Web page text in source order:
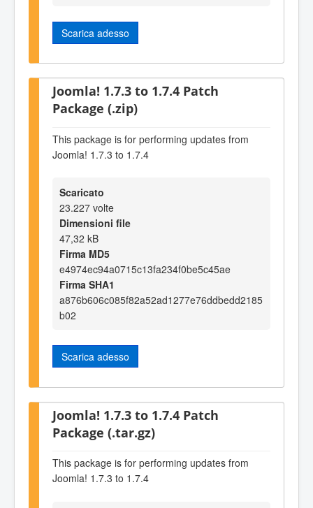
Scarica adesso
Joomla! 1.7.3 to 1.7.4 Patch
Package (.zip)
This package is for performing updates from
Joomla! 1.7.3 to 1.7.4
Scaricato
23.227 volte
Dimensioni file
47,32 kB
Firma MD5
e4974ec94a0715c13fa234f0be5c45ae
Firma SHA1
a876b606c085f82a52ad1277e76ddbedd2185
b02
Scarica adesso
Joomla! 1.7.3 to 1.7.4 Patch
Package (.tar.gz)
This package is for performing updates from
Joomla! 1.7.3 to 1.7.4